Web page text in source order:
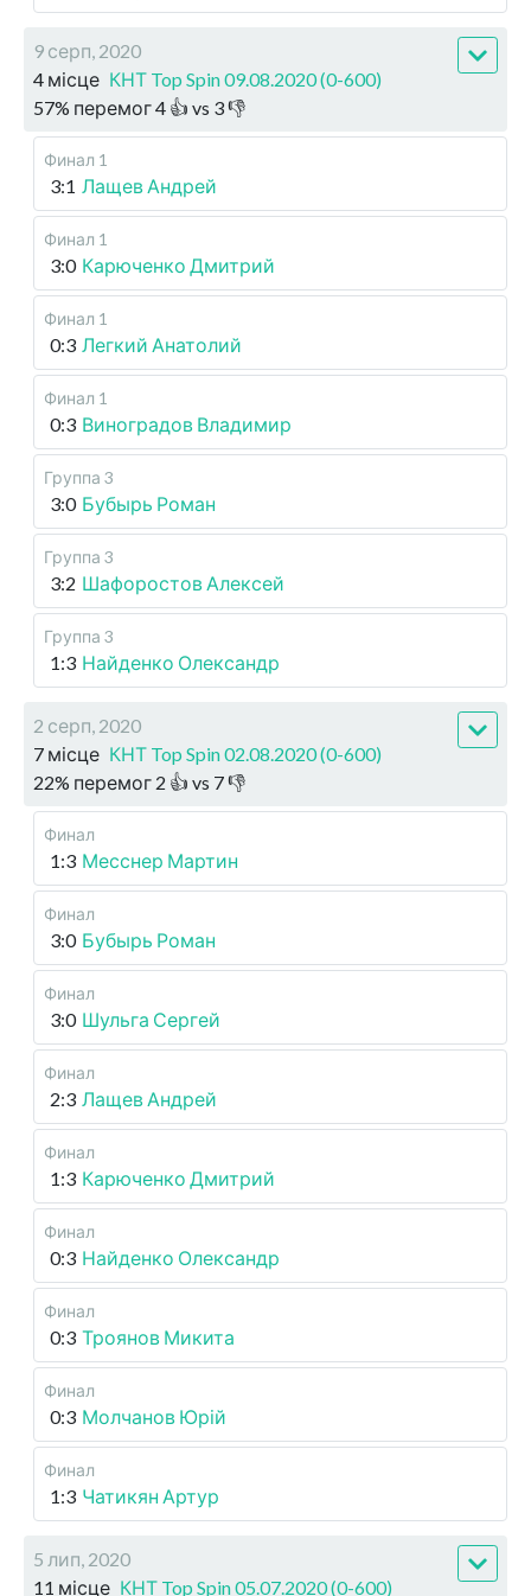
9 серп, 2020
4 місце КНТ Top Spin 09.08.2020 (0-600)
57% перемог4 👍 vs 3👎
Финал 1
3:1 Лащев Андрей
Финал 1
3:0 Карюченко Дмитрий
Финал 1
0:3 Легкий Анатолий
Финал 1
0:3 Виноградов Владимир
Группа 3
3:0 Бубырь Роман
Группа 3
3:2 Шафоростов Алексей
Группа 3
1:3 Найденко Олександр
2 серп, 2020
7 місце КНТ Top Spin 02.08.2020 (0-600)
22% перемог 2 👍 vs 7👎
Финал
1:3 Месснер Мартин
Финал
3:0 Бубырь Роман
Финал
3:0 Шульга Сергей
Финал
2:3 Лащев Андрей
Финал
1:3 Карюченко Дмитрий
Финал
0:3 Найденко Олександр
Финал
0:3 Троянов Микита
Финал
0:3 Молчанов Юрій
Финал
1:3 Чатикян Артур
5 лип, 2020
11 місце КНТ Top Spin 05.07.2020 (0-600)